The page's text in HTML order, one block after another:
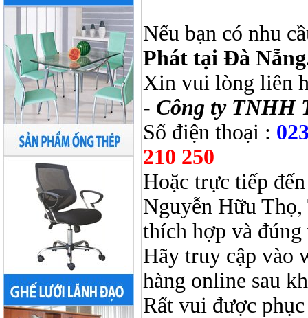
Nếu bạn có nhu
Phát tại Đà
Xin vui lòng liên
- Công ty TNHH
Số điện thoại :
210 250
Hoặc trực tiếp
Nguyễn Hữu Thọ,
thích hợp và
Hãy truy cập vào
hàng online sau
Rất vui được